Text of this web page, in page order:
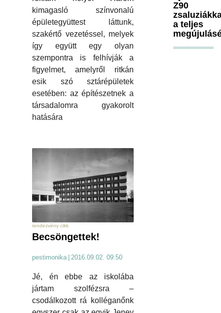
kimagasló színvonalú
épületegyüttest láttunk,
szakértő vezetéssel, melyek
így együtt egy olyan
szempontra is felhívják a
figyelmet, amelyről ritkán
esik szó sztárépületek
esetében: az építészetnek a
társadalomra gyakorolt
hatására
rendezvény cikk
Becsöngettek!
pestimonika 2016.09.02. 09:50
Jé, én ebbe az iskolába
jártam szolfézsra –
csodálkozott rá kolléganőnk
Z90
a teljes